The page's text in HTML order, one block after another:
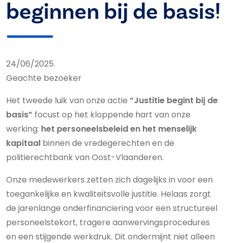
beginnen bij de basis!
24/06/2025
Geachte bezoeker
Het tweede luik van onze actie “Justitie begint bij de
basis” focust op het kloppende hart van onze
werking: het personeelsbeleid en het menselijk
kapitaal binnen de vredegerechten en de
politierechtbank van Oost-Vlaanderen.
Onze medewerkers zetten zich dagelijks in voor een
toegankelijke en kwaliteitsvolle justitie. Helaas zorgt
de jarenlange onderfinanciering voor een structureel
personeelstekort, tragere aanwervingsprocedures
en een stijgende werkdruk. Dit ondermijnt niet alleen